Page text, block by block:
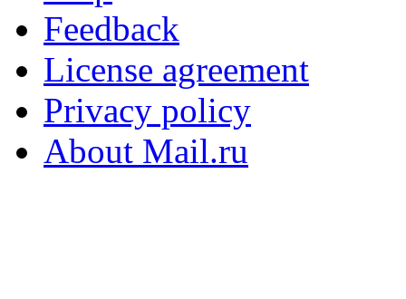
Feedback
License agreement
Privacy policy
About Mail.ru